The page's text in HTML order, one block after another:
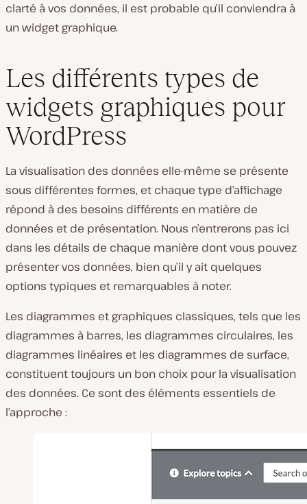
clarté à vos données, il est probable qu’il conviendra à
un widget graphique.
Les différents types de
widgets graphiques pour
WordPress
La visualisation des données elle-même se présente
sous différentes formes, et chaque type d’affichage
répond à des besoins différents en matière de
données et de présentation. Nous n’entrerons pas ici
dans les détails de chaque manière dont vous pouvez
présenter vos données, bien qu’il y ait quelques
options typiques et remarquables à noter.
Les diagrammes et graphiques classiques, tels que les
diagrammes à barres, les diagrammes circulaires, les
diagrammes linéaires et les diagrammes de surface,
constituent toujours un bon choix pour la visualisation
des données. Ce sont des éléments essentiels de
l’approche :